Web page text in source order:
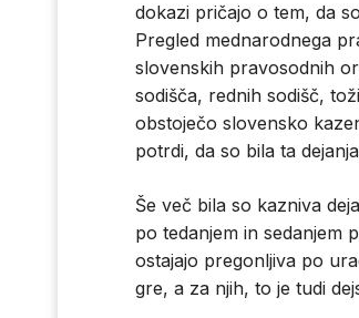
dokazi pričajo o tem, da
Pregled mednarodnega
slovenskih pravosodnih
sodišča, rednih sodišč,
obstoječo slovensko
potrdi, da so bila ta
Še več bila so kazniva
po tedanjem in sedanjem
ostajajo pregonljiva po
gre, a za njih, to je tudi